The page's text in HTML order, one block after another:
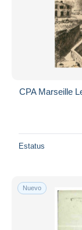
CPA Marseille
Estatus
Nuevo